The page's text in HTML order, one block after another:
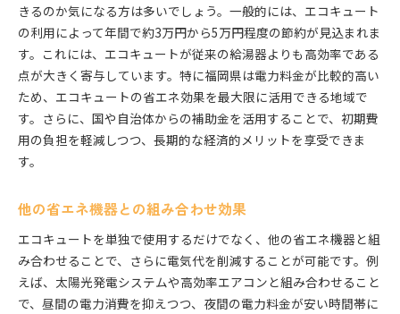
きるのか気になる方は多いでしょう。一般的には、エコキュート
の利用によって年間で約3万円から5万円程度の節約が見込まれま
す。これには、エコキュートが従来の給湯器よりも高効率である
点が大きく寄与しています。特に福岡県は電力料金が比較的高い
ため、エコキュートの省エネ効果を最大限に活用できる地域で
す。さらに、国や自治体からの補助金を活用することで、初期費
用の負担を軽減しつつ、長期的な経済的メリットを享受できま
す。
他の省エネ機器との組み合わせ効果
エコキュートを単独で使用するだけでなく、他の省エネ機器と組
み合わせることで、さらに電気代を削減することが可能です。例
えば、太陽光発電システムや高効率エアコンと組み合わせること
で、昼間の電力消費を抑えつつ、夜間の電力料金が安い時間帯に